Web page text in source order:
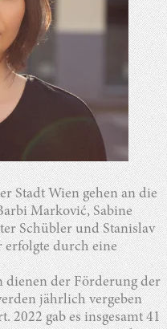
Stadt Wien gehen an die
Marković, Sabine
Schübler und Stanislav
erfolgte durch eine
dienen der Förderung der
jährlich vergeben
2022 gab es insgesamt 41